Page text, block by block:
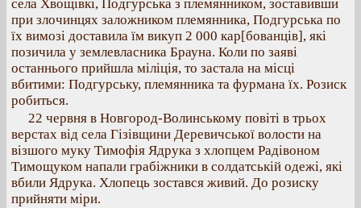
села Хвощівкі, Подгурська з племянником, зоставивши
при злочинцях заложником племянника, Подгурська по
їх вимозі доставила їм викуп 2 000 кар[бованців], які
позичила у землевласника Брауна. Коли по заяві
останнього прийшла міліція, то застала на місці
вбитими: Подгурську, племянника та фурмана їх. Розиск
робиться.
22 червня в Новгород-Волинському повіті в трьох
верстах від села Гізівщини Деревичської волости на
візшого муку Тимофія Ядрука з хлопцем Радівоном
Тимощуком напали грабіжники в солдатській одежі, які
вбили Ядрука. Хлопець зостався живий. До розиску
прийняти міри.